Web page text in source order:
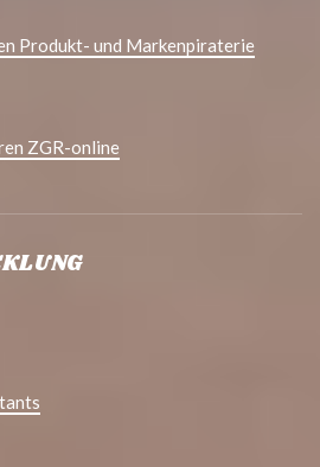
Produkt- und Markenpiraterie
ZGR-online